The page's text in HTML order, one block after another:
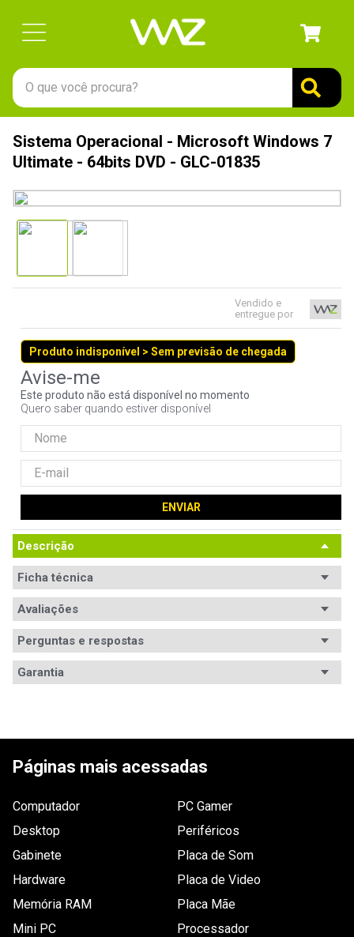
O que você procura?
Sistema Operacional - Microsoft Windows 7
Ultimate - 64bits DVD - GLC-01835
Vendido e
entregue por
Produto indisponível > Sem previsão de chegada
Este produto não está disponível no momento
Quero saber quando estiver disponível
ENVIAR
Descrição
Ficha técnica
Avaliações
Avaliações
ESCREVER AVALIAÇÃO
Perguntas e respostas
Garantia
Páginas mais acessadas
Computador
Desktop
Gabinete
Hardware
Memória RAM
Mini PC
PC Gamer
Periféricos
Placa de Som
Placa de Video
Placa Mãe
Processador
1º
gabinete
3º
ssd
6º
mouse
8º
controle
10º fractal